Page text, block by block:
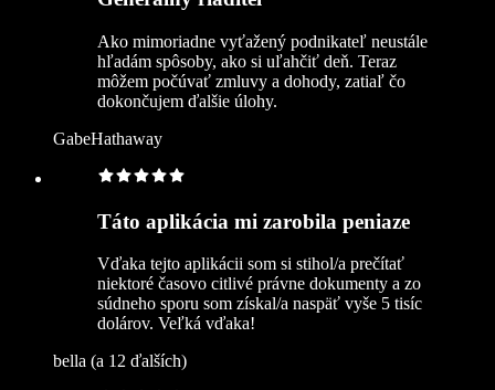
Ako mimoriadne vyťažený podnikateľ neustále
hľadám spôsoby, ako si uľahčiť deň. Teraz
môžem počúvať zmluvy a dohody, zatiaľ čo
dokončujem ďalšie úlohy.
GabeHathaway
Táto aplikácia mi zarobila peniaze
Vďaka tejto aplikácii som si stihol/a prečítať
niektoré časovo citlivé právne dokumenty a zo
súdneho sporu som získal/a naspäť vyše 5 tisíc
dolárov. Veľká vďaka!
bella (a 12 ďalších)